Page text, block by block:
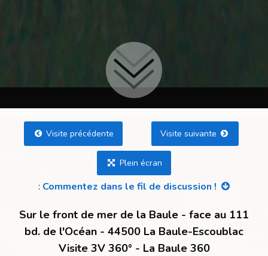
Visite précédente
Plein écran
: Commentez dans le fil de discussion !
Visite suivante
Sur le front de mer de la Baule - face au 111
bd. de l'Océan - 44500 La Baule-Escoublac
Visite 3V 360° - La Baule 360